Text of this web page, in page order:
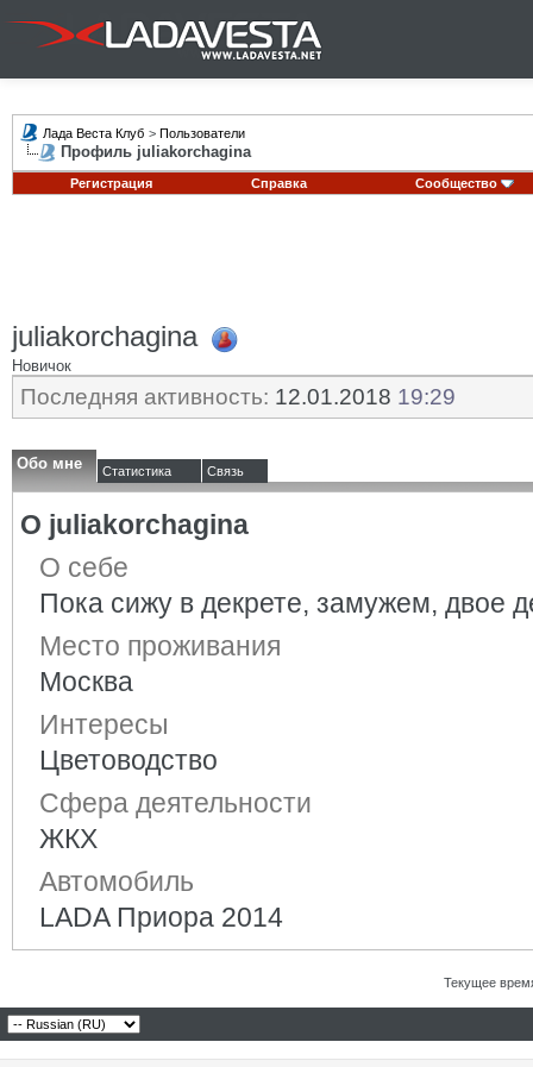
Лада Веста Клуб > Пользователи
Профиль juliakorchagina
Регистрация Справка Сообщество
juliakorchagina
Новичок
Последняя активность: 12.01.2018 19:29
Обо мне Статистика Связь
О juliakorchagina
О себе
Пока сижу в декрете, замужем, двое
Место проживания
Москва
Интересы
Цветоводство
Сфера деятельности
ЖКХ
Автомобиль
LADA Приора 2014
Текущее